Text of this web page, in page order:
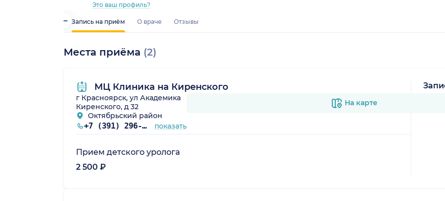
Это ваш профиль?
Запись на приём О враче Отзывы
Места приёма (2)
МЦ Клиника на Киренского
г Красноярск, ул Академика
Киренского, д 32
Октябрьский район
+7 (391) 296-20-33 показать
На карте
Прием детского уролога
2 500 ₽
В